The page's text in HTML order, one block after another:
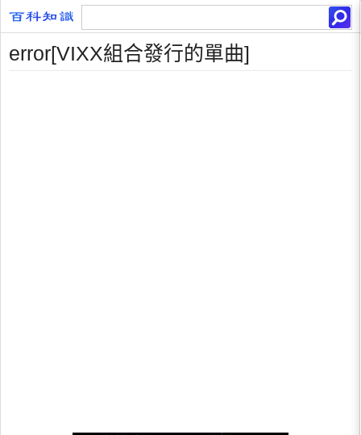
error[VIXX組合發行的單曲]